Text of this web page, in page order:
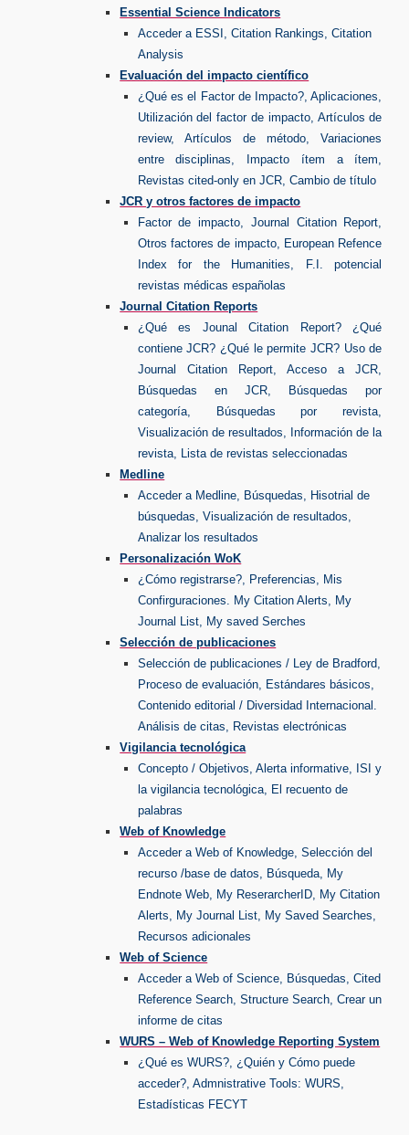
Essential Science Indicators
Acceder a ESSI, Citation Rankings, Citation
Analysis
Evaluación del impacto científico
¿Qué es el Factor de Impacto?, Aplicaciones,
Utilización del factor de impacto, Artículos de
review, Artículos de método, Variaciones
entre disciplinas, Impacto ítem a ítem,
Revistas cited-only en JCR, Cambio de título
JCR y otros factores de impacto
Factor de impacto, Journal Citation Report,
Otros factores de impacto, European Refence
Index for the Humanities, F.I. potencial
revistas médicas españolas
Journal Citation Reports
¿Qué es Jounal Citation Report? ¿Qué
contiene JCR? ¿Qué le permite JCR? Uso de
Journal Citation Report, Acceso a JCR,
Búsquedas en JCR, Búsquedas por
categoría, Búsquedas por revista,
Visualización de resultados, Información de la
revista, Lista de revistas seleccionadas
Medline
Acceder a Medline, Búsquedas, Hisotrial de
búsquedas, Visualización de resultados,
Analizar los resultados
Personalización WoK
¿Cómo registrarse?, Preferencias, Mis
Confirguraciones. My Citation Alerts, My
Journal List, My saved Serches
Selección de publicaciones
Selección de publicaciones / Ley de Bradford,
Proceso de evaluación, Estándares básicos,
Contenido editorial / Diversidad Internacional.
Análisis de citas, Revistas electrónicas
Vigilancia tecnológica
Concepto / Objetivos, Alerta informative, ISI y
la vigilancia tecnológica, El recuento de
palabras
Web of Knowledge
Acceder a Web of Knowledge, Selección del
recurso /base de datos, Búsqueda, My
Endnote Web, My ReserarcherID, My Citation
Alerts, My Journal List, My Saved Searches,
Recursos adicionales
Web of Science
Acceder a Web of Science, Búsquedas, Cited
Reference Search, Structure Search, Crear un
informe de citas
WURS – Web of Knowledge Reporting System
¿Qué es WURS?, ¿Quién y Cómo puede
acceder?, Admnistrative Tools: WURS,
Estadísticas FECYT